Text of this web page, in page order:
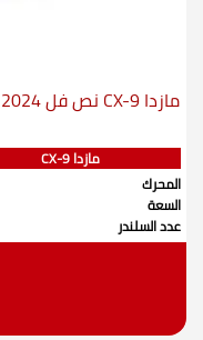
مازدا CX-9 نص فل 2024 خليجي
مازدا CX-9
المحرك
السعة
عدد السلندر